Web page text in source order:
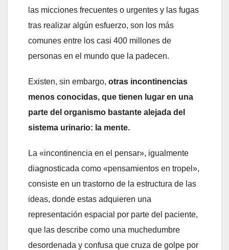
las micciones frecuentes o urgentes y las fugas
tras realizar algún esfuerzo, son los más
comunes entre los casi 400 millones de
personas en el mundo que la padecen.
Existen, sin embargo, otras incontinencias
menos conocidas, que tienen lugar en una
parte del organismo bastante alejada del
sistema urinario: la mente.
La «incontinencia en el pensar», igualmente
diagnosticada como «pensamientos en tropel»,
consiste en un trastorno de la estructura de las
ideas, donde estas adquieren una
representación espacial por parte del paciente,
que las describe como una muchedumbre
desordenada y confusa que cruza de golpe por